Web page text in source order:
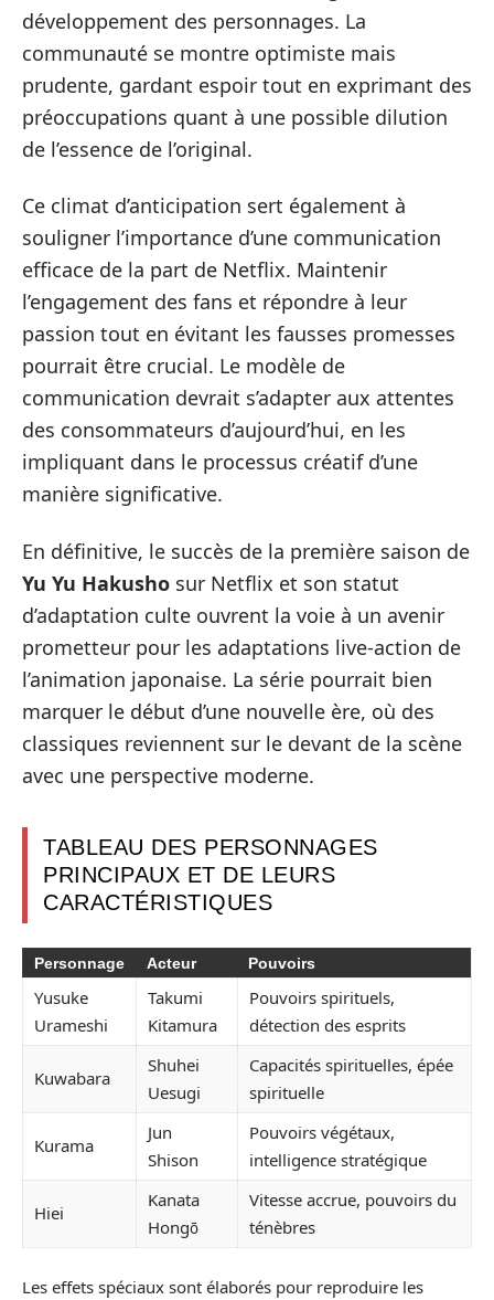
développement des personnages. La
communauté se montre optimiste mais
prudente, gardant espoir tout en exprimant des
préoccupations quant à une possible dilution
de l’essence de l’original.
Ce climat d’anticipation sert également à
souligner l’importance d’une communication
efficace de la part de Netflix. Maintenir
l’engagement des fans et répondre à leur
passion tout en évitant les fausses promesses
pourrait être crucial. Le modèle de
communication devrait s’adapter aux attentes
des consommateurs d’aujourd’hui, en les
impliquant dans le processus créatif d’une
manière significative.
En définitive, le succès de la première saison de
Yu Yu Hakusho sur Netflix et son statut
d’adaptation culte ouvrent la voie à un avenir
prometteur pour les adaptations live-action de
l’animation japonaise. La série pourrait bien
marquer le début d’une nouvelle ère, où des
classiques reviennent sur le devant de la scène
avec une perspective moderne.
TABLEAU DES PERSONNAGES
PRINCIPAUX ET DE LEURS
CARACTÉRISTIQUES
Personnage Acteur Pouvoirs
Yusuke
Urameshi
Takumi
Kitamura
Pouvoirs spirituels,
détection des esprits
Kuwabara
Shuhei
Uesugi
Capacités spirituelles, épée
spirituelle
Kurama
Jun
Shison
Pouvoirs végétaux,
intelligence stratégique
Hiei
Kanata
Hongō
Vitesse accrue, pouvoirs du
ténèbres
Les effets spéciaux sont élaborés pour reproduire les